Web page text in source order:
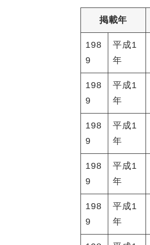
掲載年
198
9
平成1
年
198
9
平成1
年
198
9
平成1
年
198
9
平成1
年
198
9
平成1
年